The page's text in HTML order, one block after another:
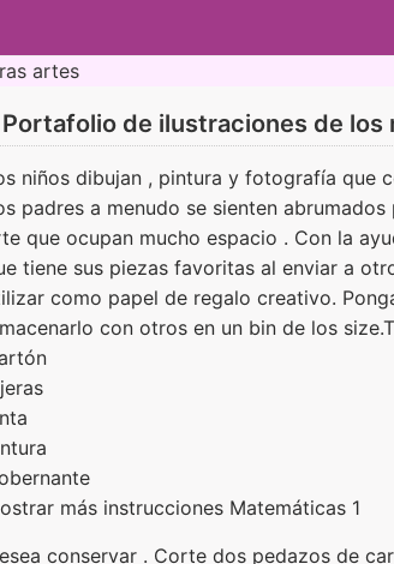
artes
de ilustraciones de los
niños dibujan , pintura y fotografía que
padres a menudo se sienten
que ocupan mucho espacio . Con la
tiene sus piezas favoritas al enviar a
como papel de regalo creativo.
con otros en un bin de los
más instrucciones Matemáticas 1
conservar . Corte dos pedazos de